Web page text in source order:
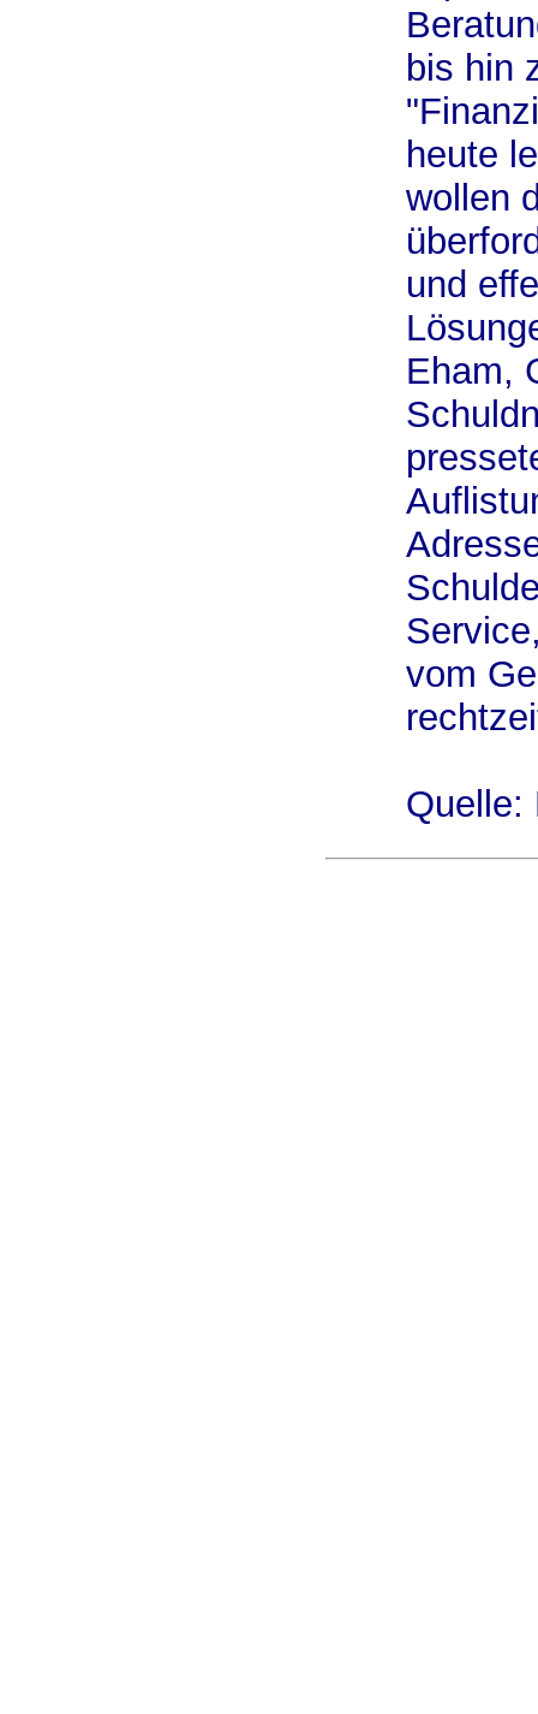
bis hin
heute
wollen
und
Eham,
vom
Quelle: